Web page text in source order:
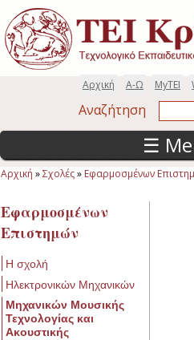
Παράκαμψη προς το κυρίως περιεχόμενο
MyTEI
Α-Ω
Αρχική
Αναζήτηση
☰
Αρχική »Σχολές» Εφαρμοσμένων
Εφαρμοσμένων
Επιστημών
Η σχολή
Ηλεκτρονικών Μηχανικών
Μηχανικών Μουσικής
Τεχνολογίας και
Ακουστικής